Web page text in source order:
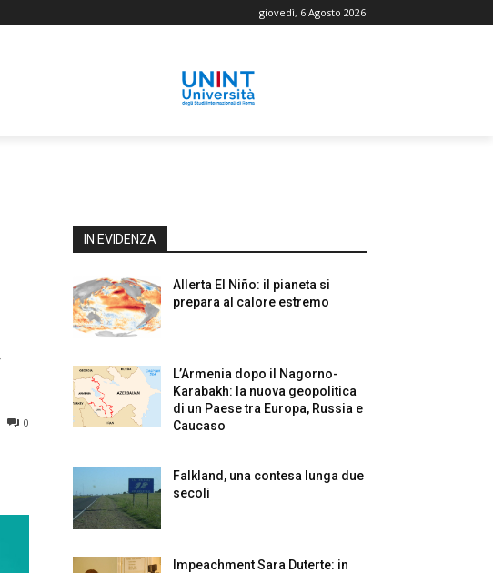
giovedì, 6 Agosto 2026
0
IN EVIDENZA
Allerta El Niño: il pianeta si
prepara al calore estremo
L’Armenia dopo il Nagorno-
Karabakh: la nuova geopolitica
di un Paese tra Europa, Russia e
Caucaso
Falkland, una contesa lunga due
secoli
Impeachment Sara Duterte: in